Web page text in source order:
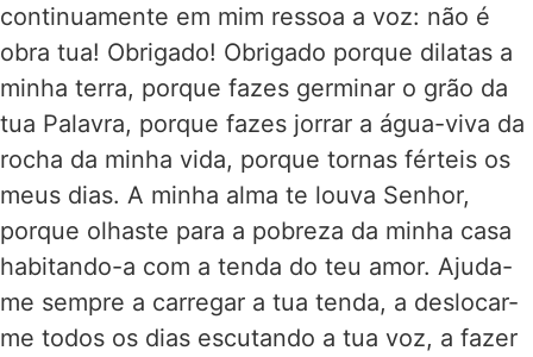
continuamente em mim ressoa a voz: não é
obra tua! Obrigado! Obrigado porque dilatas a
minha terra, porque fazes germinar o grão da
tua Palavra, porque fazes jorrar a água-viva da
rocha da minha vida, porque tornas férteis os
meus dias. A minha alma te louva Senhor,
porque olhaste para a pobreza da minha casa
habitando-a com a tenda do teu amor. Ajuda-
me sempre a carregar a tua tenda, a deslocar-
me todos os dias escutando a tua voz, a fazer